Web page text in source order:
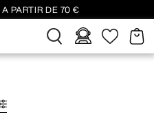
A PARTIR DE 70 €